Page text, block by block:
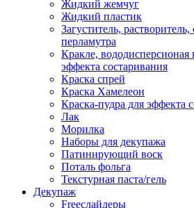
Жидкий жемчуг
Жидкий пластик
Загуститель,
перламутра
Кракле, вододисперсионая
эффекта состаривания
Краска спрей
Краска Хамелеон
Краска-пудра для эффекта
Лак
Морилка
Наборы для декупажа
Патинирующий воск
Поталь фольга
Текстурная паста/гель
Декупаж
Freeслайдеры